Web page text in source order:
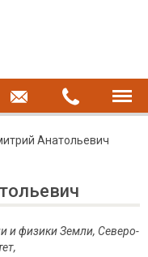
Анатольевич
и физики Земли, Северо-